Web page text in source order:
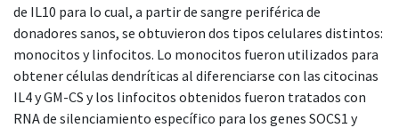
de IL10 para lo cual, a partir de sangre periférica de
donadores sanos, se obtuvieron dos tipos celulares distintos:
monocitos y linfocitos. Lo monocitos fueron utilizados para
obtener células dendríticas al diferenciarse con las citocinas
IL4 y GM-CS y los linfocitos obtenidos fueron tratados con
RNA de silenciamiento específico para los genes SOCS1 y